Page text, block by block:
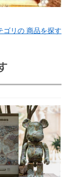
ゴリの 商品を探す